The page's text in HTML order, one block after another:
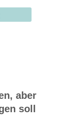
aber
soll